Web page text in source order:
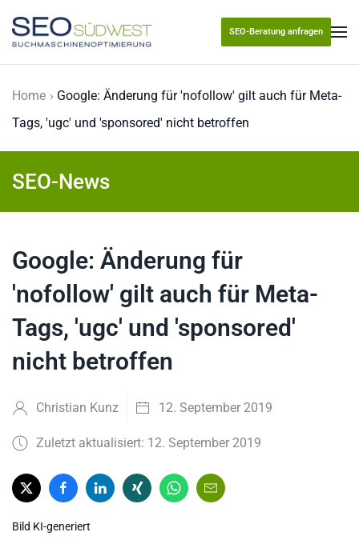
Skip to main content
SEO-Beratung anfragen
Home
Google: Änderung für 'nofollow' gilt auch für Meta-
Tags, 'ugc' und 'sponsored' nicht betroffen
SEO-News
Google: Änderung für
'nofollow' gilt auch für Meta-
Tags, 'ugc' und 'sponsored'
nicht betroffen
Christian Kunz 12. September 2019
Zuletzt aktualisiert: 12. September 2019
Bild KI-generiert